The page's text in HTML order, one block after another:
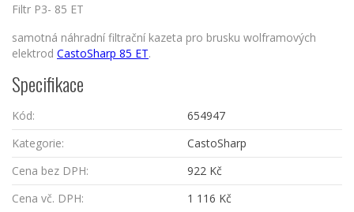
Filtr P3- 85 ET
samotná náhradní filtrační kazeta pro brusku wolframových
elektrod CastoSharp 85 ET.
Specifikace
Kód:
654947
Kategorie:
CastoSharp
Cena bez DPH:
922 Kč
Cena vč. DPH:
1 116 Kč